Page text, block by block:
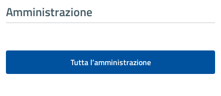
Amministrazione
Tutta l’amministrazione